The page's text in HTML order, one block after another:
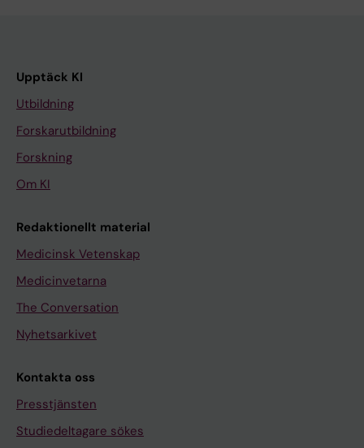
Upptäck KI
Utbildning
Forskarutbildning
Forskning
Om KI
Redaktionellt material
Medicinsk Vetenskap
Medicinvetarna
The Conversation
Nyhetsarkivet
Kontakta oss
Presstjänsten
Studiedeltagare sökes